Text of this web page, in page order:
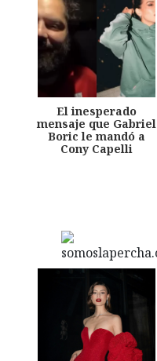
El inesperado
mensaje que Gabriel
Boric le mandó a
Cony Capelli